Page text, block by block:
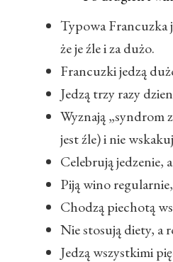
Typowa Francuzka
że je źle i za dużo.
Francuzki jedzą
Jedzą trzy razy
Wyznają „syndrom
jest źle) i nie
Celebrują jedzenie,
Piją wino
Chodzą piechotą
Nie stosują diety, a
Jedzą wszystkimi